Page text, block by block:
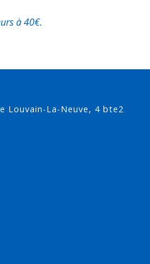
à 40€.
Louvain-La-Neuve, 4 bte2